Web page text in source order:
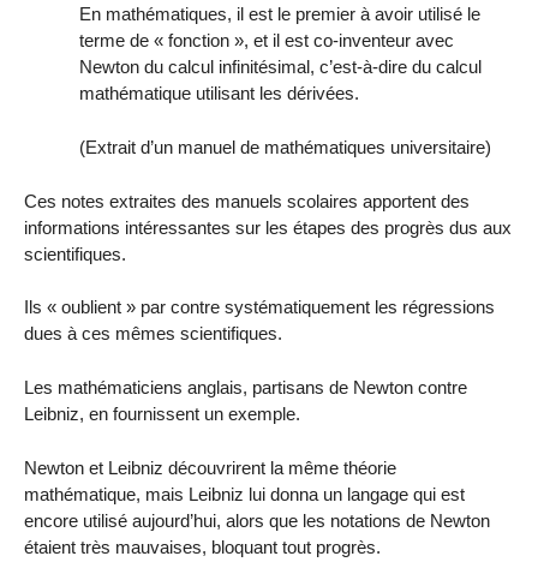
En mathématiques, il est le premier à avoir utilisé le
terme de « fonction », et il est co-inventeur avec
Newton du calcul infinitésimal, c’est-à-dire du calcul
mathématique utilisant les dérivées.
(Extrait d’un manuel de mathématiques universitaire)
Ces notes extraites des manuels scolaires apportent des
informations intéressantes sur les étapes des progrès dus aux
scientifiques.
Ils « oublient » par contre systématiquement les régressions
dues à ces mêmes scientifiques.
Les mathématiciens anglais, partisans de Newton contre
Leibniz, en fournissent un exemple.
Newton et Leibniz découvrirent la même théorie
mathématique, mais Leibniz lui donna un langage qui est
encore utilisé aujourd’hui, alors que les notations de Newton
étaient très mauvaises, bloquant tout progrès.